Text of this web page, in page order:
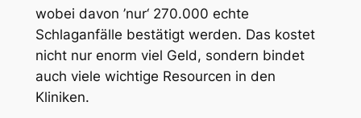
wobei davon ’nur‘ 270.000 echte
Schlaganfälle bestätigt werden. Das kostet
nicht nur enorm viel Geld, sondern bindet
auch viele wichtige Resourcen in den
Kliniken.